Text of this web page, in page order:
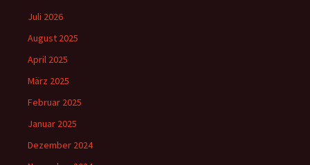
Juli 2026
August 2025
April 2025
März 2025
Februar 2025
Januar 2025
Dezember 2024